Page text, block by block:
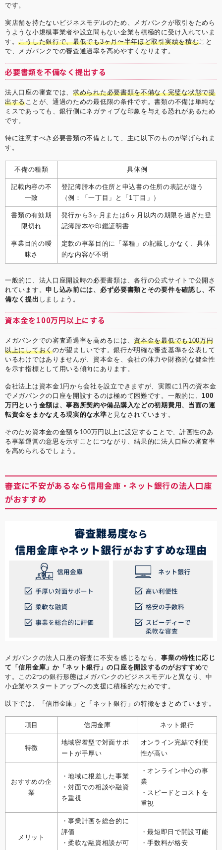
です。
実店舗を持たないビジネスモデルのため、メガバンクが取引をためら
うような小規模事業者や設立間もない企業も積極的に受け入れていま
す。こうした銀行で、最低でも3ヶ月〜半年ほど取引実績を積む こと
で、メガバンクでの審査通過率を高めやすくなります。
必要書類を不備なく提出する
法人口座の審査では、 求められた必要書類を不備なく完璧な状態で提
出することが、通過のための最低限の条件です。書類の不備は単純な
ミスであっても、銀行側にネガティブな印象を与える恐れがあるため
です。
特に注意すべき必要書類の不備として、主に以下のものが挙げられま
す。
不備の種類 具体例
記載内容の不
一致
登記簿謄本の住所と申込書の住所の表記が違う
（例：「一丁目」と「1丁目」）
書類の有効期
限切れ
発行から3ヶ月または6ヶ月以内の期限を過ぎた登
記簿謄本や印鑑証明書
事業目的の曖
昧さ
定款の事業目的に「業種」の記載しかなく、具体
的な内容が不明
一般的に、法人口座開設時の必要書類は、各行の公式サイトで公開さ
れています。申し込み前には、必ず必要書類とその要件を確認し、不
備なく提出 しましょう。
資本金を100万円以上にする
メガバンクでの審査通過率を高めるには、資本金を最低でも100万円
以上にしておくのが望ましいです。銀行が明確な審査基準を公表して
いるわけではありませんが、資本金を、会社の体力や財務的な健全性
を示す指標として用いる傾向にあります。
会社法上は資本金1円から会社を設立できますが、実際に1円の資本金
でメガバンクの口座を開設するのは極めて困難です。一般的に、100
万円という金額は、事務所契約や備品購入などの初期費用、当面の運
転資金をまかなえる現実的な水準 と見なされています。
そのため資本金の金額を100万円以上に設定することで、計画性のあ
る事業運営の意思を示すことにつながり、結果的に法人口座の審査率
を高められるでしょう。
審査に不安があるなら信用金庫・ネット銀行の法人口座
がおすすめ
メガバンクの法人口座の審査に不安を感じるなら、事業の特性に応じ
て「信用金庫」か「ネット銀行」の口座を開設するのがおすすめで
す。この2つの銀行形態はメガバンクのビジネスモデルと異なり、中
小企業やスタートアップへの支援に積極的なためです。
以下では、「信用金庫」と「ネット銀行」の特徴をまとめています。
項目 信用金庫 ネット銀行
特徴
地域密着型で対面サポ
ートが手厚い
オンライン完結で利便
性が高い
おすすめの企
業
・地域に根差した事業
・対面での相談や融資
を重視
・オンライン中心の事
業
・スピードとコストを
重視
メリット
・事業計画を総合的に
評価
・柔軟な融資相談が可
・最短即日で開設可能
・手数料が格安